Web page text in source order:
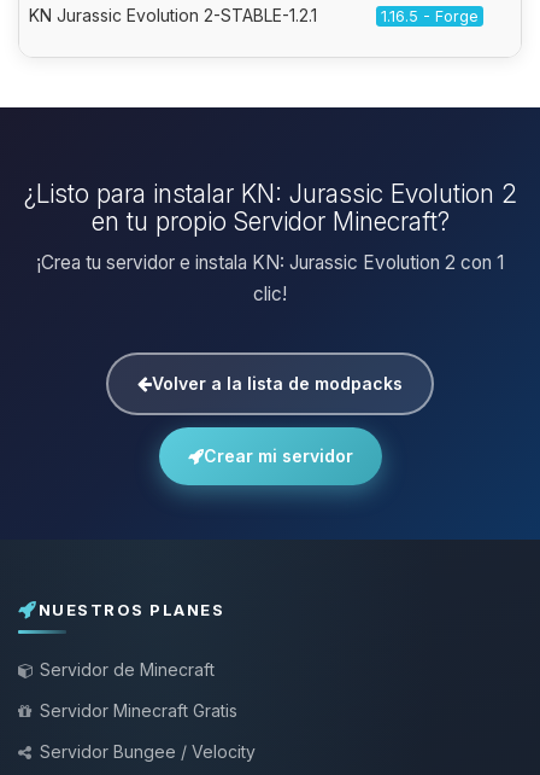
KN Jurassic Evolution 2-STABLE-1.2.1 1.16.5 - Forge
¿Listo para instalar KN: Jurassic Evolution 2
en tu propio Servidor Minecraft?
¡Crea tu servidor e instala KN: Jurassic Evolution 2 con 1
clic!
Volver a la lista de modpacks
Crear mi servidor
NUESTROS PLANES
Servidor de Minecraft
Servidor Minecraft Gratis
Servidor Bungee / Velocity